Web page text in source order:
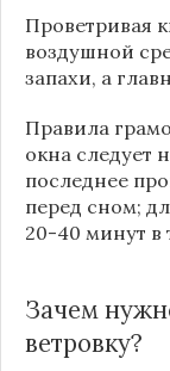
Проветривая
воздушной
запахи, а
Правила
окна следует
последнее
перед сном;
20-40 минут в
Зачем
ветровку?